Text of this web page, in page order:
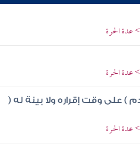
عدة الحرة
عدة الحرة
) على وقت إقراره ولا بينة له (
عدة الحرة